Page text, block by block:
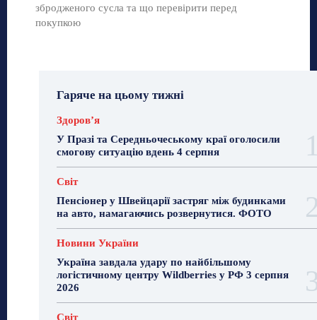
збродженого сусла та що перевірити перед
покупкою
Гаряче на цьому тижні
Здоровʼя
У Празі та Середньочеському краї оголосили
смогову ситуацію вдень 4 серпня
Світ
Пенсіонер у Швейцарії застряг між будинками
на авто, намагаючись розвернутися. ФОТО
Новини України
Україна завдала удару по найбільшому
логістичному центру Wildberries у РФ 3 серпня
2026
Світ